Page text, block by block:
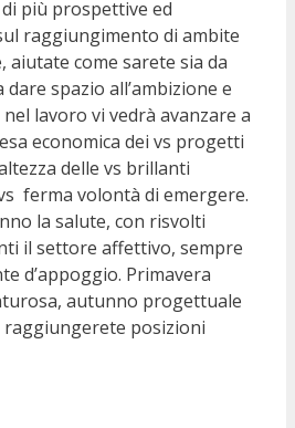
più prospettive ed
raggiungimento di ambite
come sarete sia da
spazio all’ambizione e
lavoro vi vedrà avanzare a
economica dei vs progetti
delle vs brillanti
ferma volontà di emergere.
la salute, con risvolti
il settore affettivo, sempre
d’appoggio. Primavera
autunno progettuale
posizioni